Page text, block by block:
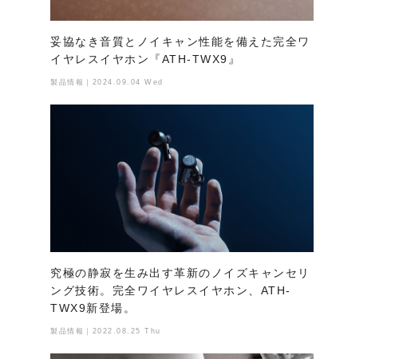
妥協なき音質とノイキャン性能を備えた完全ワ
イヤレスイヤホン『ATH-TWX9』
製品情報｜2024.09.04 Wed
究極の静寂を生み出す革新のノイズキャンセリ
ング技術。完全ワイヤレスイヤホン、ATH-
TWX9新登場。
製品情報｜2022.08.25 Thu